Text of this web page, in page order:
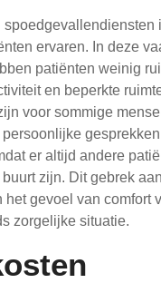
spoedgevallendiensten
ervaren. In deze
patiënten weinig
en beperkte
voor sommige
er altijd andere
zijn. Dit gebrek
het gevoel van comfort
zorgelijke situatie.